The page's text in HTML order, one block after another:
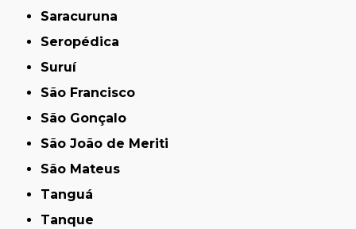
Saracuruna
Seropédica
Suruí
São Francisco
São Gonçalo
São João de Meriti
São Mateus
Tanguá
Tanque